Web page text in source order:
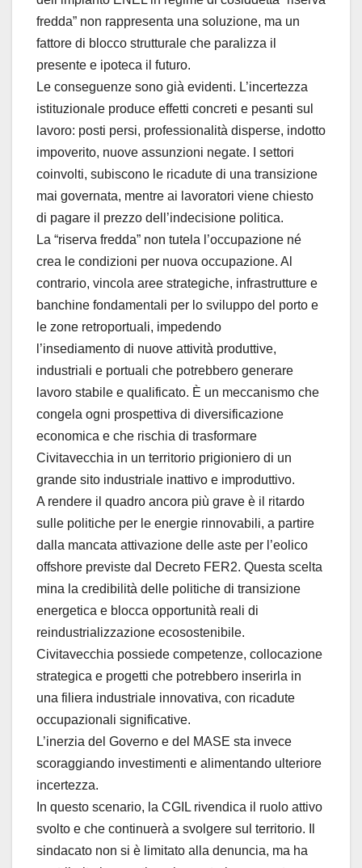
fredda” non rappresenta una soluzione, ma un
fattore di blocco strutturale che paralizza il
presente e ipoteca il futuro.
Le conseguenze sono già evidenti. L’incertezza
istituzionale produce effetti concreti e pesanti sul
lavoro: posti persi, professionalità disperse, indotto
impoverito, nuove assunzioni negate. I settori
coinvolti, subiscono le ricadute di una transizione
mai governata, mentre ai lavoratori viene chiesto
di pagare il prezzo dell’indecisione politica.
La “riserva fredda” non tutela l’occupazione né
crea le condizioni per nuova occupazione. Al
contrario, vincola aree strategiche, infrastrutture e
banchine fondamentali per lo sviluppo del porto e
le zone retroportuali, impedendo
l’insediamento di nuove attività produttive,
industriali e portuali che potrebbero generare
lavoro stabile e qualificato. È un meccanismo che
congela ogni prospettiva di diversificazione
economica e che rischia di trasformare
Civitavecchia in un territorio prigioniero di un
grande sito industriale inattivo e improduttivo.
A rendere il quadro ancora più grave è il ritardo
sulle politiche per le energie rinnovabili, a partire
dalla mancata attivazione delle aste per l’eolico
offshore previste dal Decreto FER2. Questa scelta
mina la credibilità delle politiche di transizione
energetica e blocca opportunità reali di
reindustrializzazione ecosostenibile.
Civitavecchia possiede competenze, collocazione
strategica e progetti che potrebbero inserirla in
una filiera industriale innovativa, con ricadute
occupazionali significative.
L’inerzia del Governo e del MASE sta invece
scoraggiando investimenti e alimentando ulteriore
incertezza.
In questo scenario, la CGIL rivendica il ruolo attivo
svolto e che continuerà a svolgere sul territorio. Il
sindacato non si è limitato alla denuncia, ma ha